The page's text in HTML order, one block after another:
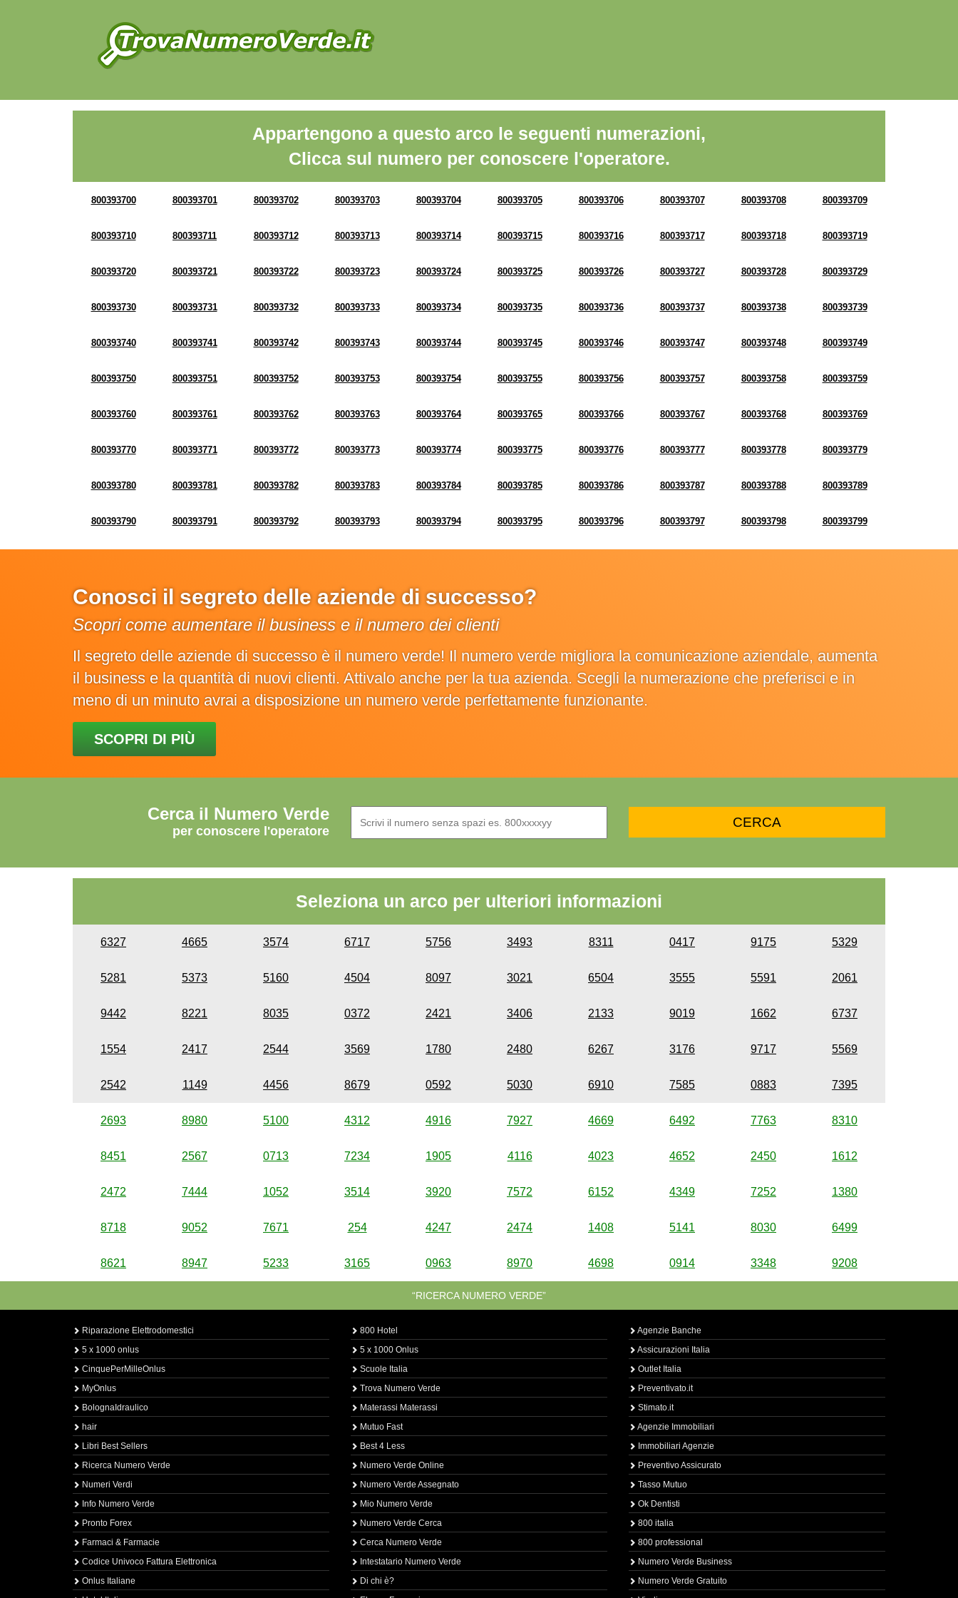
Appartengono a questo arco le seguenti numerazioni,
Clicca sul numero per conoscere l'operatore.
800393700 800393701 800393702 800393703 800393704 800393705 800393706 800393707 800393708 800393709
800393710 800393711 800393712 800393713 800393714 800393715 800393716 800393717 800393718 800393719
800393720 800393721 800393722 800393723 800393724 800393725 800393726 800393727 800393728 800393729
800393730 800393731 800393732 800393733 800393734 800393735 800393736 800393737 800393738 800393739
800393740 800393741 800393742 800393743 800393744 800393745 800393746 800393747 800393748 800393749
800393750 800393751 800393752 800393753 800393754 800393755 800393756 800393757 800393758 800393759
800393760 800393761 800393762 800393763 800393764 800393765 800393766 800393767 800393768 800393769
800393770 800393771 800393772 800393773 800393774 800393775 800393776 800393777 800393778 800393779
800393780 800393781 800393782 800393783 800393784 800393785 800393786 800393787 800393788 800393789
800393790 800393791 800393792 800393793 800393794 800393795 800393796 800393797 800393798 800393799
Conosci il segreto delle aziende di successo?
Scopri come aumentare il business e il numero dei clienti
Il segreto delle aziende di successo è il numero verde! Il numero verde migliora la comunicazione aziendale, aumenta
il business e la quantità di nuovi clienti. Attivalo anche per la tua azienda. Scegli la numerazione che preferisci e in
meno di un minuto avrai a disposizione un numero verde perfettamente funzionante.
SCOPRI DI PIÙ
Cerca il Numero Verde
per conoscere l'operatore
Seleziona un arco per ulteriori informazioni
6327 4665 3574 6717 5756 3493 8311 0417 9175 5329
5281 5373 5160 4504 8097 3021 6504 3555 5591 2061
9442 8221 8035 0372 2421 3406 2133 9019 1662 6737
1554 2417 2544 3569 1780 2480 6267 3176 9717 5569
2542 1149 4456 8679 0592 5030 6910 7585 0883 7395
2693 8980 5100 4312 4916 7927 4669 6492 7763 8310
8451 2567 0713 7234 1905 4116 4023 4652 2450 1612
2472 7444 1052 3514 3920 7572 6152 4349 7252 1380
8718 9052 7671 254 4247 2474 1408 5141 8030 6499
8621 8947 5233 3165 0963 8970 4698 0914 3348 9208
“RICERCA NUMERO VERDE”
Riparazione Elettrodomestici
5 x 1000 onlus
CinquePerMilleOnlus
MyOnlus
BolognaIdraulico
hair
Libri Best Sellers
Ricerca Numero Verde
Numeri Verdi
Info Numero Verde
Pronto Forex
Farmaci & Farmacie
Codice Univoco Fattura Elettronica
Onlus Italiane
800 Hotel
5 x 1000 Onlus
Scuole Italia
Trova Numero Verde
Materassi Materassi
Mutuo Fast
Best 4 Less
Numero Verde Online
Numero Verde Assegnato
Mio Numero Verde
Numero Verde Cerca
Cerca Numero Verde
Intestatario Numero Verde
Di chi è?
Agenzie Banche
Assicurazioni Italia
Outlet Italia
Preventivato.it
Stimato.it
Agenzie Immobiliari
Immobiliari Agenzie
Preventivo Assicurato
Tasso Mutuo
Ok Dentisti
800 italia
800 professional
Numero Verde Business
Numero Verde Gratuito